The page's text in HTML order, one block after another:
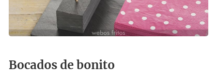
Bocados de bonito